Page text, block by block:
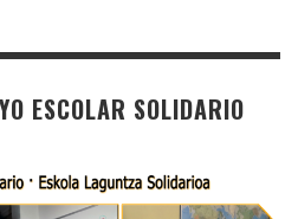
ESCOLAR SOLIDARIO